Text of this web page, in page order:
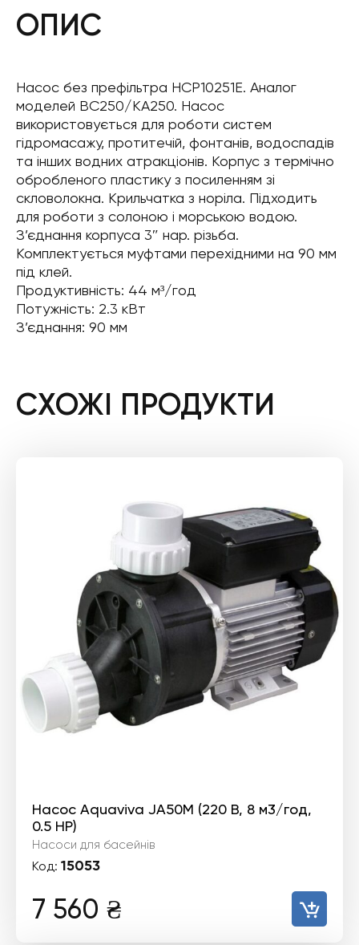
ОПИС
Насос без префільтра HCP10251E. Аналог
моделей BC250/KA250. Насос
використовується для роботи систем
гідромасажу, протитечій, фонтанів, водоспадів
та інших водних атракціонів. Корпус з термічно
обробленого пластику з посиленням зі
скловолокна. Крильчатка з норіла. Підходить
для роботи з солоною і морською водою.
З’єднання корпуса 3″ нар. різьба.
Комплектується муфтами перехідними на 90 мм
під клей.
Продуктивність: 44 м³/год
Потужність: 2.3 кВт
З’єднання: 90 мм
СХОЖІ ПРОДУКТИ
Насос Aquaviva JA50M (220 В, 8 м3/год,
0.5 HP)
Насоси для басейнів
Код: 15053
7 560 ₴